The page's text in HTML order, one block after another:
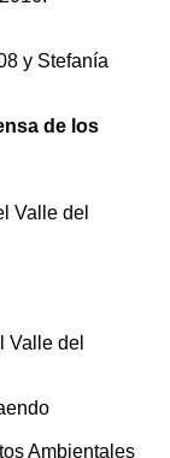
y Stefanía
de los
Valle del
Valle del
Ambientales